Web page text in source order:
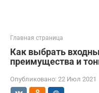
Главная страница
Как выбрать
преимущества и
Опубликовано: 22 Июл 2021